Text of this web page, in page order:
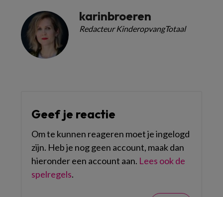
karinbroeren
Redacteur KinderopvangTotaal
Geef je reactie
Om te kunnen reageren moet je ingelogd
zijn. Heb je nog geen account, maak dan
hieronder een account aan. Lees ook de
spelregels.